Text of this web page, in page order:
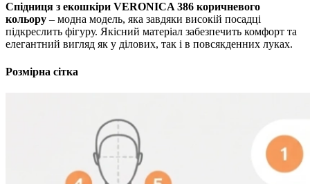
Спідниця з екошкіри VERONICA 386 коричневого
кольору – модна модель, яка завдяки високій посадці
підкреслить фігуру. Якісний матеріал забезпечить комфорт та
елегантний вигляд як у ділових, так і в повсякденних луках.
Розмірна сітка